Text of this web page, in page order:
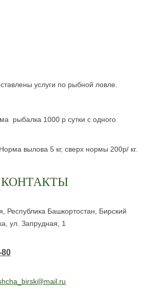
услуги по рыбной ловле.
рыбалка 1000 р сутки с одного
вылова 5 кг, сверх нормы 200р/ кг.
КОНТАКТЫ
Республика Башкортостан, Бирский
ул. Запрудная, 1
80